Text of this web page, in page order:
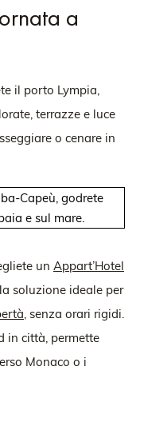
a
il porto Lympia,
terrazze e luce
o cenare in
Capeù, godrete
e sul mare.
un Appart’Hotel
soluzione ideale per
, senza orari rigidi.
in città, permette
Monaco o i